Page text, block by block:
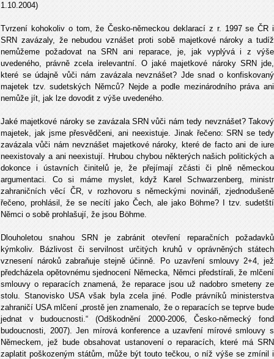
1.10.2004)
Tvrzení kohokoliv o tom, že Česko-německou deklarací z r. 1997 se ČR i
SRN zavázaly, že nebudou vznášet proti sobě majetkové nároky a tudíž
nemůžeme požadovat na SRN ani reparace, je, jak vyplývá i z výše
uvedeného, právně zcela irelevantní. O jaké majetkové nároky SRN jde,
které se údajně vůči nám zavázala nevznášet? Jde snad o konfiskovaný
majetek tzv. sudetských Němců? Nejde a podle mezinárodního práva ani
nemůže jít, jak lze dovodit z výše uvedeného.
Jaké majetkové nároky se zavázala SRN vůči nám tedy nevznášet? Takový
majetek, jak jsme přesvědčeni, ani neexistuje. Jinak řečeno: SRN se tedy
zavázala vůči nám nevznášet majetkové nároky, které de facto ani de iure
neexistovaly a ani neexistují. Hrubou chybou některých našich politických a
dokonce i ústavních činitelů je, že přejímají zčásti či plně německou
argumentaci. Co si máme myslet, když Karel Schwarzenberg, ministr
zahraničních věcí ČR, v rozhovoru s německými novináři, zjednodušeně
řečeno, prohlásil, že se necítí jako Čech, ale jako Böhme? I tzv. sudetští
Němci o sobě prohlašují, že jsou Böhme.
Dlouholetou snahou SRN je zabránit otevření reparačních požadavků
kýmkoliv. Bázlivost či servilnost určitých kruhů v oprávněných státech
vznesení nároků zabraňuje stejně účinně. Po uzavření smlouvy 2+4, jež
předcházela opětovnému sjednocení Německa, Němci předstírali, že mlčení
smlouvy o reparacích znamená, že reparace jsou už nadobro smeteny ze
stolu. Stanovisko USA však byla zcela jiné. Podle právníků ministerstva
zahraničí USA mlčení „prostě jen znamenalo, že o reparacích se teprve bude
jednat v budoucnosti.“ (Odškodnění 2000-2006, Česko-německý fond
budoucnosti, 2007). Jen mírová konference a uzavření mírové smlouvy s
Německem, jež bude obsahovat ustanovení o reparacích, které má SRN
zaplatit poškozeným státům, může být touto tečkou, o níž výše se zmínil i